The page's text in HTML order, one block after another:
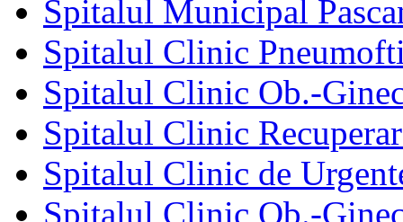
Spitalul Municipal
Spitalul Clinic
Spitalul Clinic Ob.-
Spitalul Clinic
Spitalul Clinic de
Spitalul Clinic Ob.-